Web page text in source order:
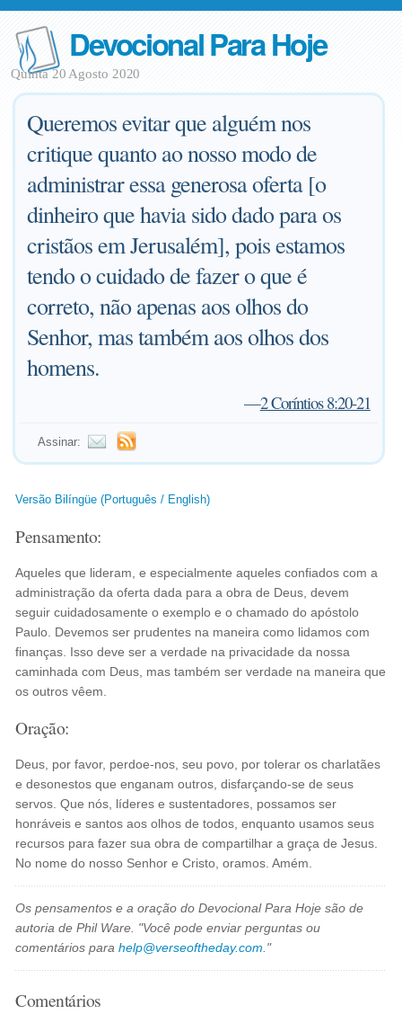
Devocional Para Hoje
Quinta 20 Agosto 2020
Queremos evitar que alguém nos
critique quanto ao nosso modo de
administrar essa generosa oferta [o
dinheiro que havia sido dado para os
cristãos em Jerusalém], pois estamos
tendo o cuidado de fazer o que é
correto, não apenas aos olhos do
Senhor, mas também aos olhos dos
homens.
—2 Coríntios 8:20-21
Assinar:
Versão Bilíngüe (Português / English)
Pensamento:
Aqueles que lideram, e especialmente aqueles confiados com a
administração da oferta dada para a obra de Deus, devem
seguir cuidadosamente o exemplo e o chamado do apóstolo
Paulo. Devemos ser prudentes na maneira como lidamos com
finanças. Isso deve ser a verdade na privacidade da nossa
caminhada com Deus, mas também ser verdade na maneira que
os outros vêem.
Oração:
Deus, por favor, perdoe-nos, seu povo, por tolerar os charlatães
e desonestos que enganam outros, disfarçando-se de seus
servos. Que nós, líderes e sustentadores, possamos ser
honráveis e santos aos olhos de todos, enquanto usamos seus
recursos para fazer sua obra de compartilhar a graça de Jesus.
No nome do nosso Senhor e Cristo, oramos. Amém.
Os pensamentos e a oração do Devocional Para Hoje são de
autoria de Phil Ware. "Você pode enviar perguntas ou
comentários parahelp@verseoftheday.com ."
Comentários